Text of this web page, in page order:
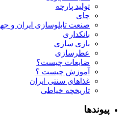
تولید پارچه
چای
صنعت تابلوسازی ایران و جهان
بانکداری
بازی سازی
عطرسازی
ضایعات چیست؟
آموزش چیست ؟
غذاهای سنتی ایران
تاریخچه خیاطی
پیوندها